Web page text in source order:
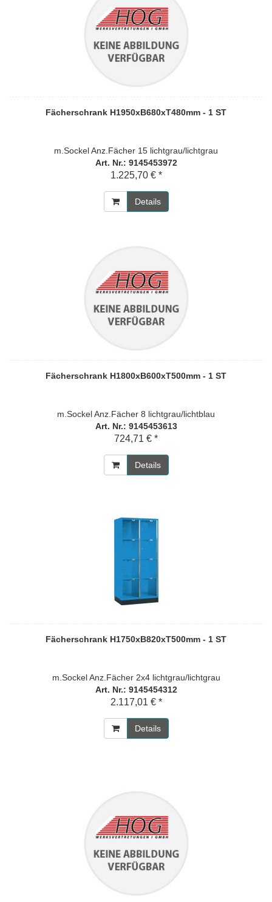
Fächerschrank H1950xB680xT480mm - 1 ST
m.Sockel Anz.Fächer 15 lichtgrau/lichtgrau
Art. Nr.: 9145453972
1.225,70 € *
Details
Fächerschrank H1800xB600xT500mm - 1 ST
m.Sockel Anz.Fächer 8 lichtgrau/lichtblau
Art. Nr.: 9145453613
724,71 € *
Details
Fächerschrank H1750xB820xT500mm - 1 ST
m.Sockel Anz.Fächer 2x4 lichtgrau/lichtgrau
Art. Nr.: 9145454312
2.117,01 € *
Details